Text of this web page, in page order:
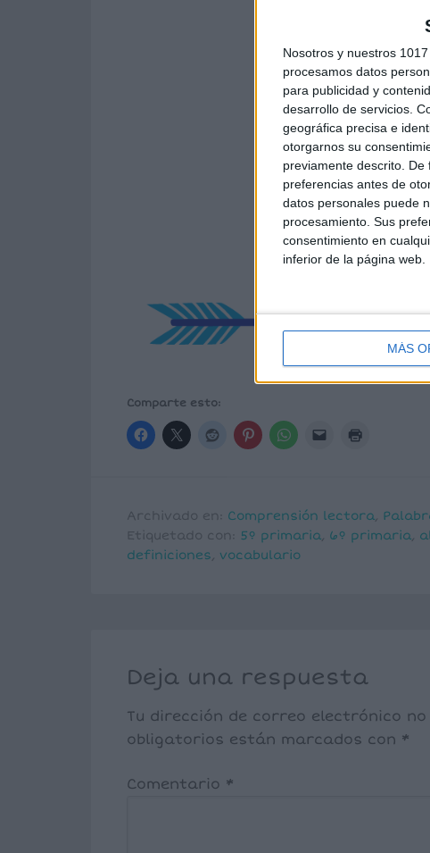
Nosotros y nuestros 1017
procesamos datos
para publicidad y
desarrollo de servicios.
geográfica precisa e
otorgarnos su
previamente descrito.
preferencias antes de
datos personales puede
procesamiento. Sus
consentimiento en
inferior de la página web.
MÁS
Comparte esto:
Archivado en: Comprensión lectora,
Etiquetado con: 5º primaria, 6º primaria,
definiciones, vocabulario
Deja una respuesta
Tu dirección de correo electrónico
obligatorios están marcados con *
Comentario *